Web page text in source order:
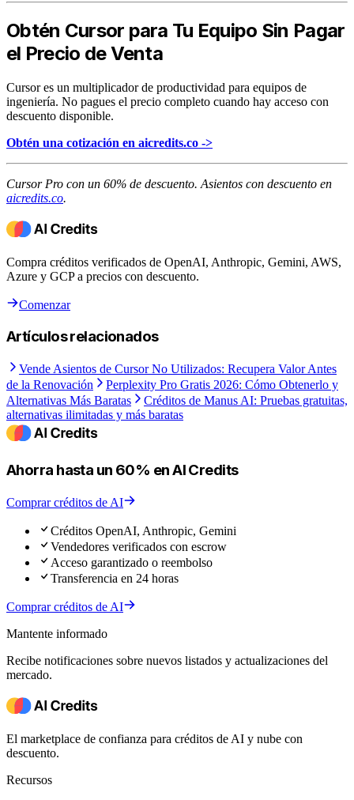
Obtén Cursor para Tu Equipo Sin Pagar
el Precio de Venta
Cursor es un multiplicador de productividad para equipos de
ingeniería. No pagues el precio completo cuando hay acceso con
descuento disponible.
Obtén una cotización en aicredits.co ->
Cursor Pro con un 60% de descuento. Asientos con descuento en
aicredits.co.
Compra créditos verificados de OpenAI, Anthropic, Gemini, AWS,
Azure y GCP a precios con descuento.
Comenzar
Artículos relacionados
Vende Asientos de Cursor No Utilizados: Recupera Valor Antes
de la Renovación
Perplexity Pro Gratis 2026: Cómo Obtenerlo y
Alternativas Más Baratas
Créditos de Manus AI: Pruebas gratuitas,
alternativas ilimitadas y más baratas
Ahorra hasta un 60% en AI Credits
Comprar créditos de AI
Créditos OpenAI, Anthropic, Gemini
Vendedores verificados con escrow
Acceso garantizado o reembolso
Transferencia en 24 horas
Comprar créditos de AI
Mantente informado
Recibe notificaciones sobre nuevos listados y actualizaciones del
mercado.
El marketplace de confianza para créditos de AI y nube con
descuento.
Recursos